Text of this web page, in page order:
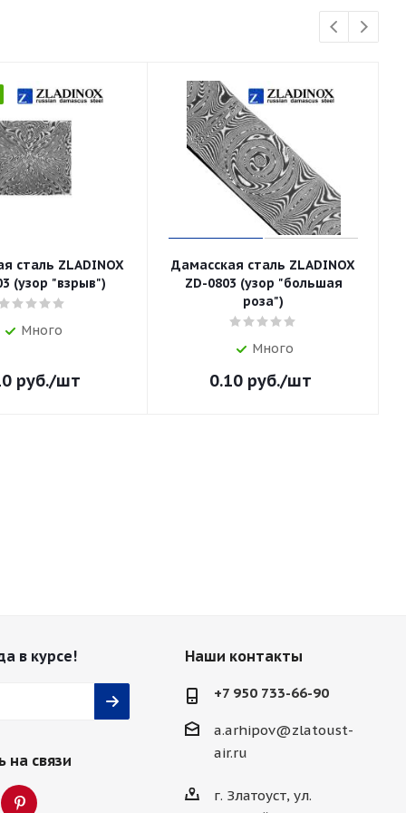
сталь ZLADINOX
(узор "взрыв")
Много
руб./шт
Дамасская сталь ZLADINOX
ZD-0803 (узор "большая
роза")
Много
0.10руб./шт
в курсе!
на связи
Наши контакты
+7 950 733-66-90
a.arhipov@zlatoust-
air.ru
г. Златоуст, ул.